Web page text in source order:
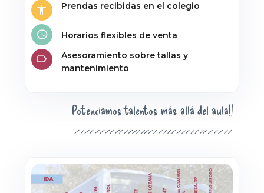
Prendas recibidas en el colegio
Horarios flexibles de venta
Asesoramiento sobre tallas y
mantenimiento
Potenciamos talentos más allá del aula!!